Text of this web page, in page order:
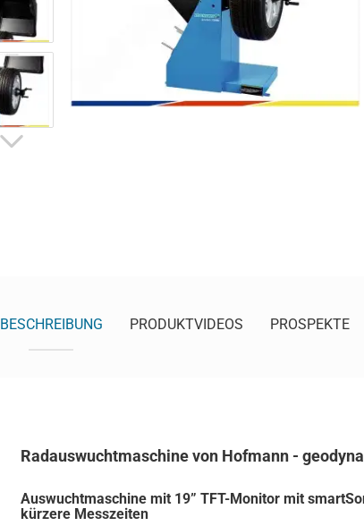
BESCHREIBUNG PRODUKTVIDEOS PROSPEKTE
Radauswuchtmaschine von Hofmann -
Auswuchtmaschine mit 19” TFT-Monitor mit
kürzere Messzeiten